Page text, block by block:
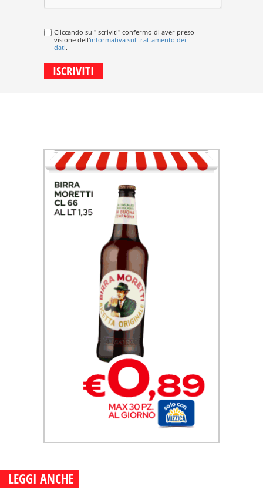
Cliccando su "Iscriviti" confermo di aver preso
visione dell'informativa sul trattamento dei
dati.
LEGGI ANCHE